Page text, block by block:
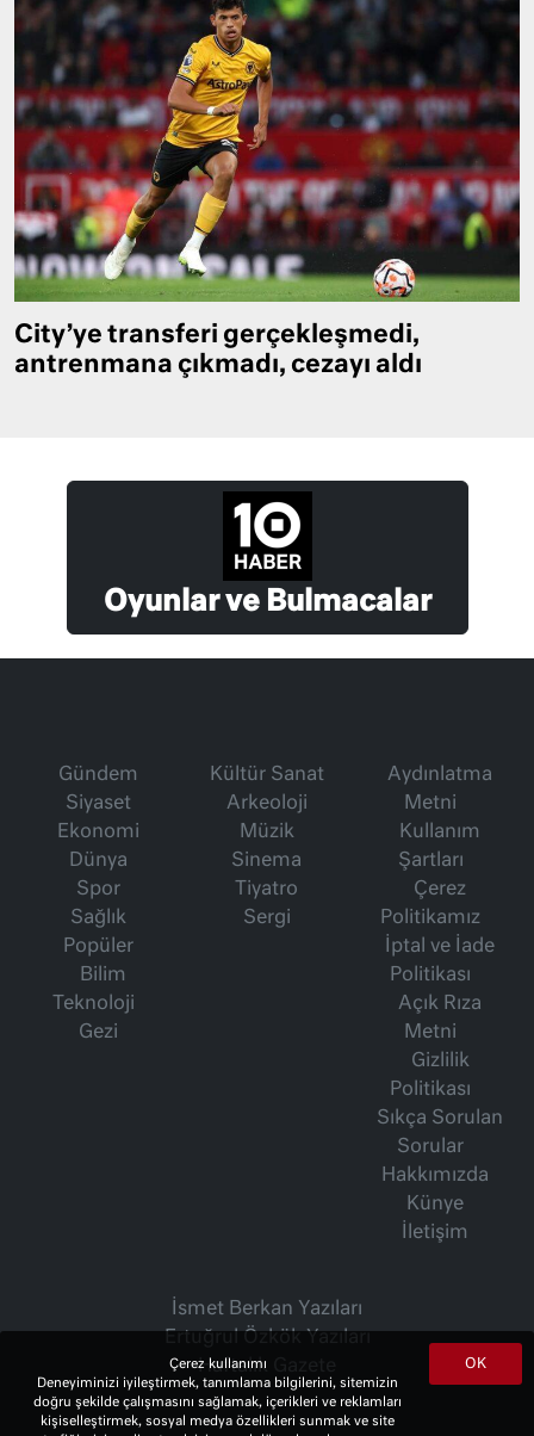
City’ye transferi gerçekleşmedi,
antrenmana çıkmadı, cezayı aldı
Oyunlar ve Bulmacalar
Gündem
Siyaset
Ekonomi
Dünya
Spor
Sağlık
Popüler
Bilim
Teknoloji
Gezi
Kültür Sanat
Arkeoloji
Müzik
Sinema
Tiyatro
Sergi
Aydınlatma
Metni
Kullanım
Şartları
Çerez
Politikamız
İptal ve İade
Politikası
Açık Rıza
Metni
Gizlilik
Politikası
Sıkça Sorulan
Sorular
Hakkımızda
Künye
İletişim
İsmet Berkan Yazıları
Haftalık Gazete
OK
Çerez kullanımı
Deneyiminizi iyileştirmek, tanımlama bilgilerini, sitemizin
doğru şekilde çalışmasını sağlamak, içerikleri ve reklamları
kişiselleştirmek, sosyal medya özellikleri sunmak ve site